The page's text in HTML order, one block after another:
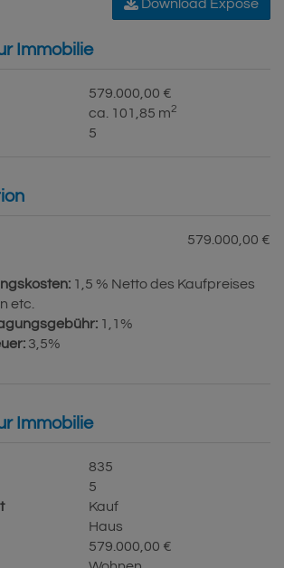
Download Expose
Immobilie
579.000,00 €
ca. 101,85 m2
5
579.000,00 €
1,5 % Netto des Kaufpreises
etc.
1,1%
3,5%
Immobilie
835
5
Kauf
Haus
579.000,00 €